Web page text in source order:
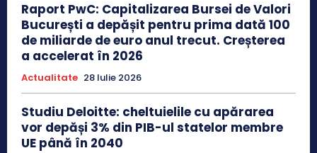
Raport PwC: Capitalizarea Bursei de Valori
București a depășit pentru prima dată 100
de miliarde de euro anul trecut. Creșterea
a accelerat în 2026
Actualitate 28 Iulie 2026
Studiu Deloitte: cheltuielile cu apărarea
vor depăși 3% din PIB-ul statelor membre
UE până în 2040